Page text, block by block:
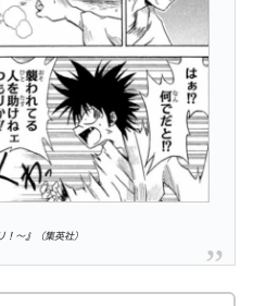
〜』（集英社）